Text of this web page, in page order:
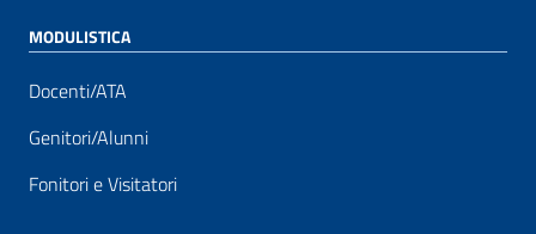
MODULISTICA
Docenti/ATA
Genitori/Alunni
Fonitori e Visitatori